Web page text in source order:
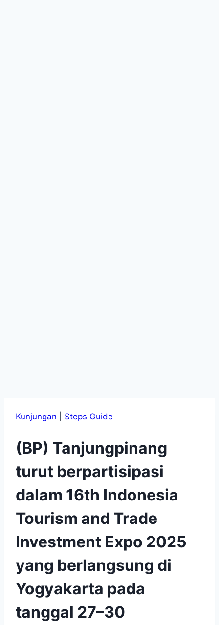
Kunjungan Steps Guide
(BP) Tanjungpinang
turut berpartisipasi
dalam 16th Indonesia
Tourism and Trade
Investment Expo 2025
yang berlangsung di
Yogyakarta pada
tanggal 27–30